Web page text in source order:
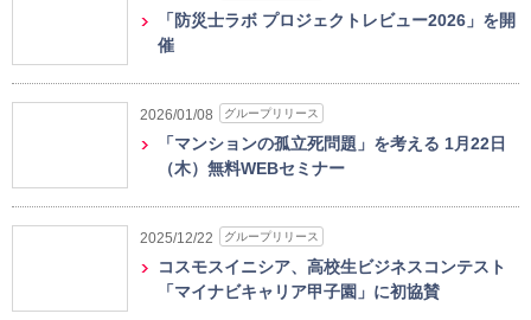
「防災士ラボ プロジェクトレビュー2026」を開
催
2026/01/08 グループリリース
「マンションの孤立死問題」を考える 1月22日
（木）無料WEBセミナー
2025/12/22 グループリリース
コスモスイニシア、高校生ビジネスコンテスト
「マイナビキャリア甲子園」に初協賛